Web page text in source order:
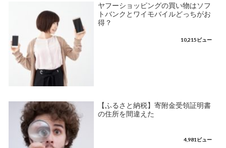
ヤフーショッピングの買い物はソフ
トバンクとワイモバイルどっちがお
得？
10,215ビュー
【ふるさと納税】寄附金受領証明書
の住所を間違えた
4,981ビュー